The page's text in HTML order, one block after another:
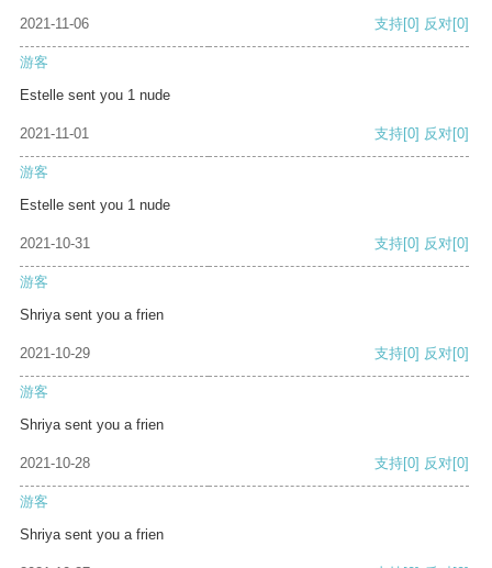
2021-11-06 支持[0] 反对[0]
游客
Estelle sent you 1 nude
2021-11-01 支持[0] 反对[0]
游客
Estelle sent you 1 nude
2021-10-31 支持[0] 反对[0]
游客
Shriya sent you a frien
2021-10-29 支持[0] 反对[0]
游客
Shriya sent you a frien
2021-10-28 支持[0] 反对[0]
游客
Shriya sent you a frien